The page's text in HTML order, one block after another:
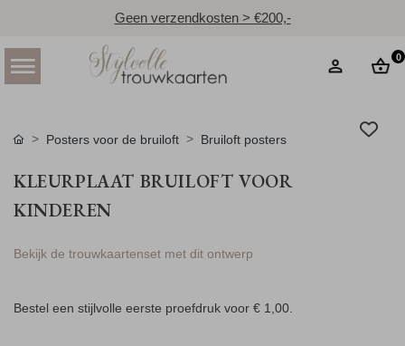
Geen verzendkosten > €200,-
0
Posters voor de bruiloft Bruiloft posters
KLEURPLAAT BRUILOFT VOOR
KINDEREN
Bekijk de trouwkaartenset met dit ontwerp
Bestel een stijlvolle eerste proefdruk voor € 1,00.